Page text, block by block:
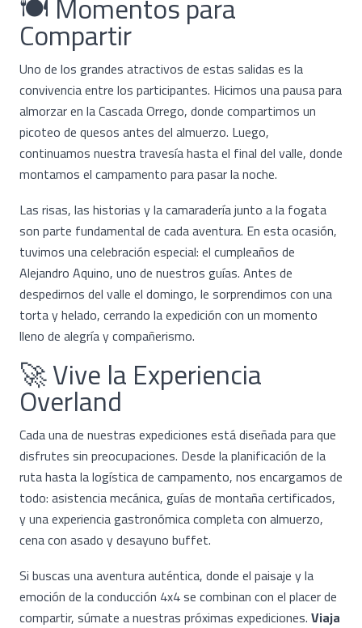
🍽️ Momentos para
Compartir
Uno de los grandes atractivos de estas salidas es la
convivencia entre los participantes. Hicimos una pausa para
almorzar en la Cascada Orrego, donde compartimos un
picoteo de quesos antes del almuerzo. Luego,
continuamos nuestra travesía hasta el final del valle, donde
montamos el campamento para pasar la noche.
Las risas, las historias y la camaradería junto a la fogata
son parte fundamental de cada aventura. En esta ocasión,
tuvimos una celebración especial: el cumpleaños de
Alejandro Aquino, uno de nuestros guías. Antes de
despedirnos del valle el domingo, le sorprendimos con una
torta y helado, cerrando la expedición con un momento
lleno de alegría y compañerismo.
🚀 Vive la Experiencia
Overland
Cada una de nuestras expediciones está diseñada para que
disfrutes sin preocupaciones. Desde la planificación de la
ruta hasta la logística de campamento, nos encargamos de
todo: asistencia mecánica, guías de montaña certificados,
y una experiencia gastronómica completa con almuerzo,
cena con asado y desayuno buffet.
Si buscas una aventura auténtica, donde el paisaje y la
emoción de la conducción 4x4 se combinan con el placer de
compartir, súmate a nuestras próximas expediciones. Viaja